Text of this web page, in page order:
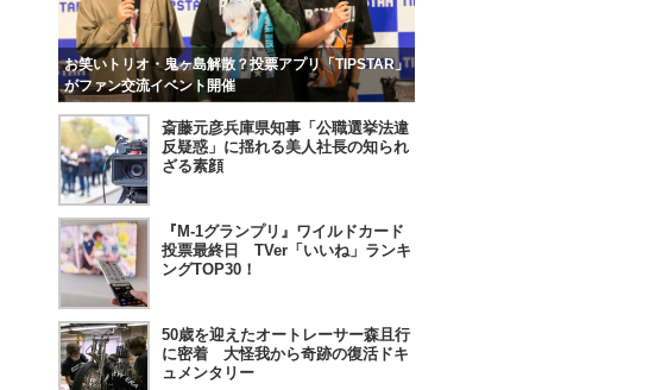
お笑いトリオ・鬼ヶ島解散？投票アプリ「TIPSTAR」
がファン交流イベント開催
斎藤元彦兵庫県知事「公職選挙法違
反疑惑」に揺れる美人社長の知られ
ざる素顔
『M-1グランプリ』ワイルドカード
投票最終日 TVer「いいね」ランキ
ングTOP30！
50歳を迎えたオートレーサー森且行
に密着 大怪我から奇跡の復活ドキ
ュメンタリー